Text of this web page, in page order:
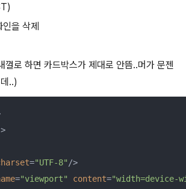
을 삭제
로 하면 카드박스가 제대로 안뜸..머가 문젠
..)
>
="UTF-8" />
="viewport" content=